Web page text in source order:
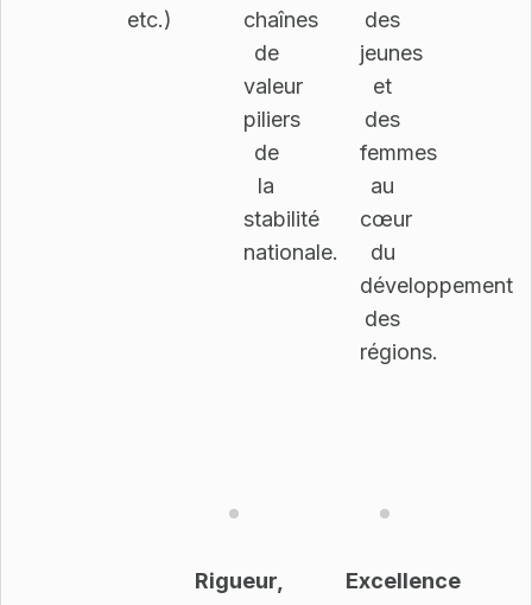
etc.)
chaînes
de
valeur
piliers
de
la
stabilité
nationale.
des
jeunes
et
des
femmes
au
cœur
du
développement
des
régions.
Rigueur,
Excellence